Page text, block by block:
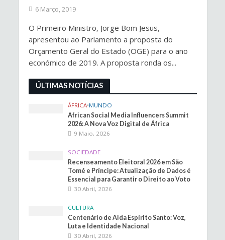
6 Março, 2019
O Primeiro Ministro, Jorge Bom Jesus,
apresentou ao Parlamento a proposta do
Orçamento Geral do Estado (OGE) para o ano
económico de 2019. A proposta ronda os...
ÚLTIMAS NOTÍCIAS
ÁFRICA•MUNDO
African Social Media Influencers Summit
2026: A Nova Voz Digital de África
9 Maio, 2026
SOCIEDADE
Recenseamento Eleitoral 2026 em São
Tomé e Príncipe: Atualização de Dados é
Essencial para Garantir o Direito ao Voto
30 Abril, 2026
CULTURA
Centenário de Alda Espírito Santo: Voz,
Luta e Identidade Nacional
30 Abril, 2026